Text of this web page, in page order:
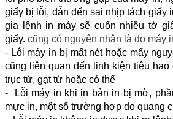
giấy bị lỗi, dẫn đến sai nhịp tách giấy
gia lệnh in máy sẽ cuốn nhiều tờ
giấy. cũng có nguyên nhân là do máy
- Lỗi máy in bị mất nét hoặc mấy
cũng liên quan đến linh kiện tiêu
trục từ, gạt từ hoặc có thể
- Lỗi máy in khi in bản in bị mờ,
mực in, một số trường hợp do quang